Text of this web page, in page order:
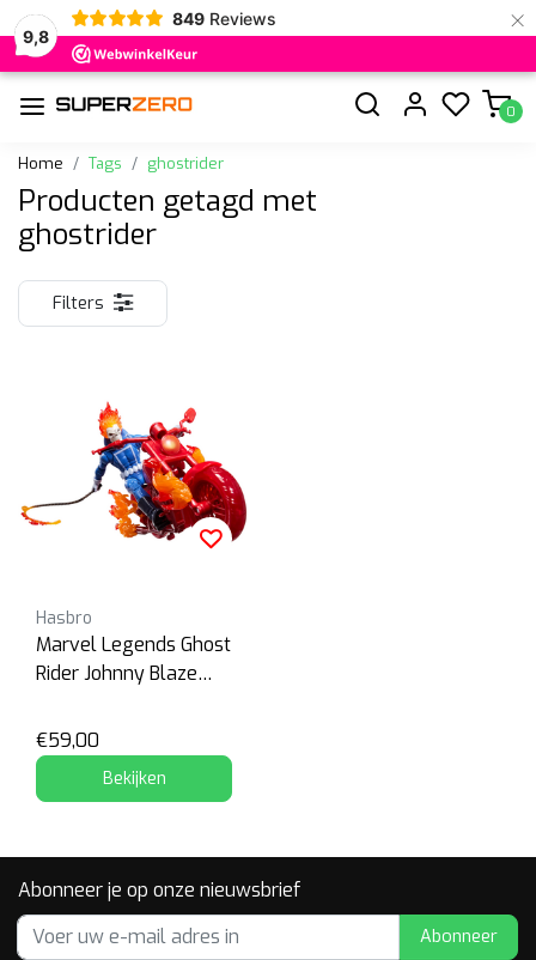
9,8
849 Reviews ×
0
Home Tags ghostrider
Producten getagd met
ghostrider
Filters
Hasbro
Marvel Legends Ghost
Rider Johnny Blaze
€59,00
Bekijken
Abonneer je op onze nieuwsbrief
Abonneer